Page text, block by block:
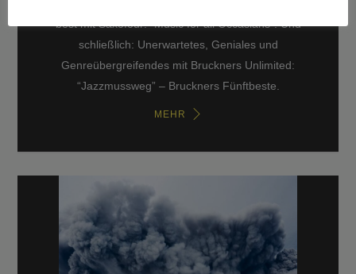
best mit Saxofour: “Music for all Occasians”. Und
schließlich: Unerwartetes, Geniales und
Genreübergreifendes mit Bruckners Unlimited:
“Jazzmussweg” – Bruckners Fünftbeste.
MEHR